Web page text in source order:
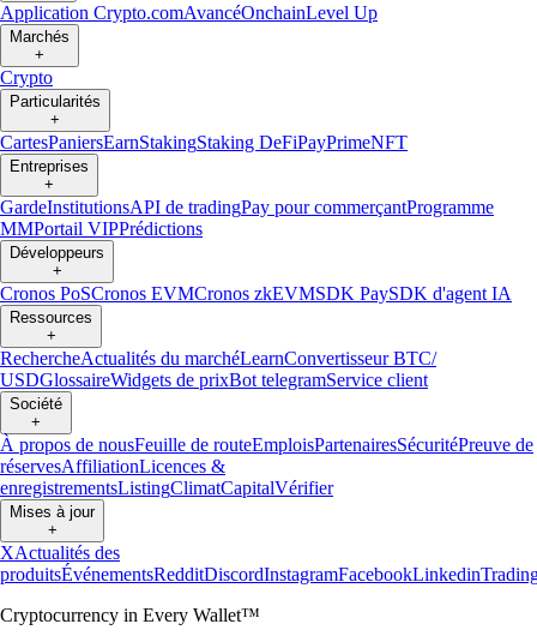
Application Crypto.comAvancéOnchainLevel Up
Marchés
+
Crypto
Particularités
+
CartesPaniersEarnStakingStaking DeFiPayPrimeNFT
Entreprises
+
GardeInstitutionsAPI de tradingPay pour commerçantProgramme
MMPortail VIPPrédictions
Développeurs
+
Cronos PoSCronos EVMCronos zkEVMSDK PaySDK d'agent IA
Ressources
+
RechercheActualités du marchéLearnConvertisseur BTC/
USDGlossaireWidgets de prixBot telegramService client
Société
+
À propos de nousFeuille de routeEmploisPartenairesSécuritéPreuve de
réservesAffiliationLicences &
enregistrementsListingClimatCapitalVérifier
Mises à jour
+
XActualités des
produitsÉvénementsRedditDiscordInstagramFacebookLinkedin
Cryptocurrency in Every Wallet™